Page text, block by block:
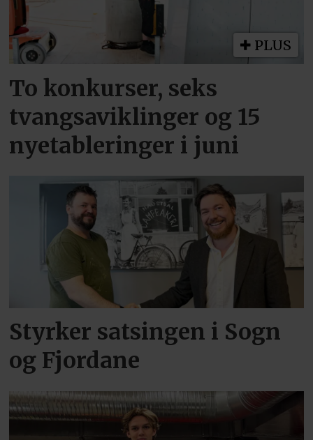
PLUS
To konkurser, seks
tvangsaviklinger og 15
nyetableringer i juni
Styrker satsingen i Sogn
og Fjordane